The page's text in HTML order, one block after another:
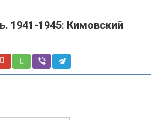
1941-1945: Кимовский